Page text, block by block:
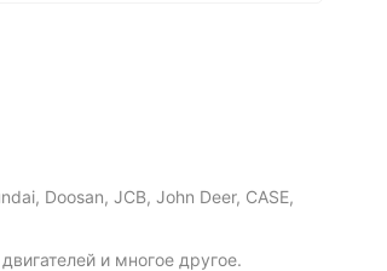
Doosan, JCB, John Deer, CASE,
и многое другое.